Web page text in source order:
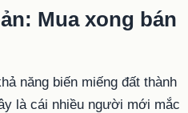
Mua xong bán
năng biến miếng đất thành
là cái nhiều người mới mắc